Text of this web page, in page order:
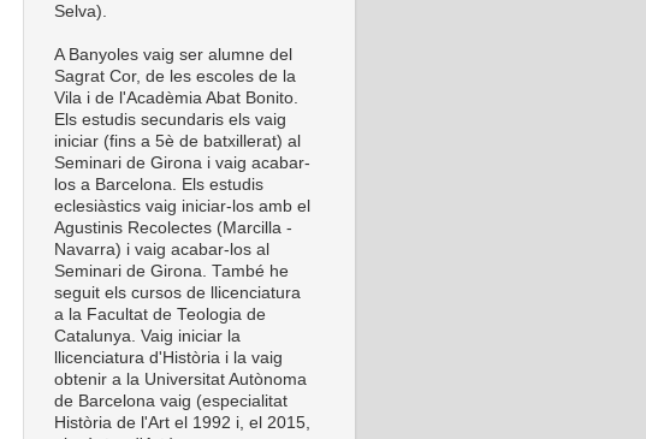
Selva).
A Banyoles vaig ser alumne del
Sagrat Cor, de les escoles de la
Vila i de l'Acadèmia Abat Bonito.
Els estudis secundaris els vaig
iniciar (fins a 5è de batxillerat) al
Seminari de Girona i vaig acabar-
los a Barcelona. Els estudis
eclesiàstics vaig iniciar-los amb el
Agustinis Recolectes (Marcilla -
Navarra) i vaig acabar-los al
Seminari de Girona. També he
seguit els cursos de llicenciatura
a la Facultat de Teologia de
Catalunya. Vaig iniciar la
llicenciatura d'Història i la vaig
obtenir a la Universitat Autònoma
de Barcelona vaig (especialitat
Història de l'Art el 1992 i, el 2015,